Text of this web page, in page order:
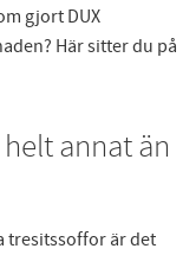
gjort DUX
Här sitter du på
annat än
tresitssoffor är det